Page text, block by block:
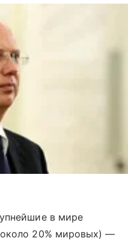
в мире
20% мировых) —